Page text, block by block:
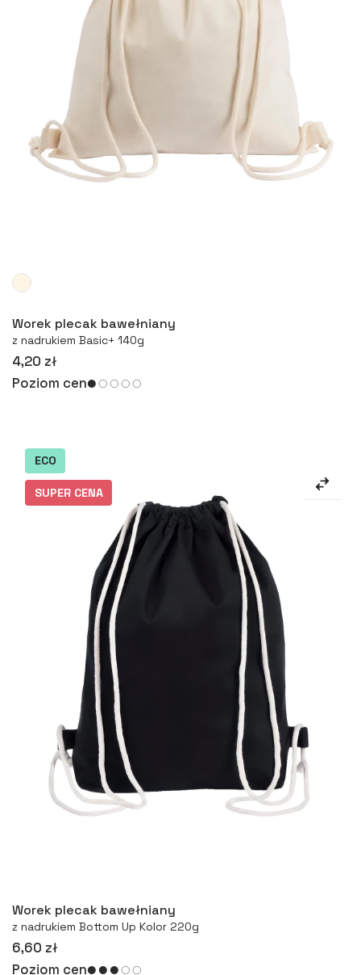
Worek plecak bawełniany
z nadrukiem Basic+ 140g
4,20 zł
Poziom cen
Worek plecak bawełniany
z nadrukiem Bottom Up Kolor 220g
6,60 zł
Poziom cen
ECO
SUPER CENA